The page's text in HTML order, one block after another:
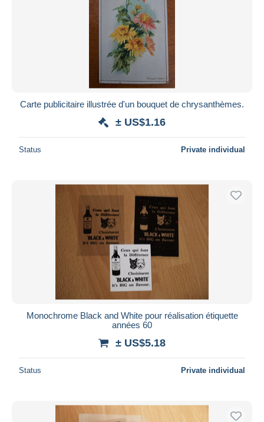
Carte publicitaire illustrée d'un bouquet de chrysanthèmes.
± US$1.16
Status Private individual
Monochrome Black and White pour réalisation étiquette
années 60
± US$5.18
Status Private individual